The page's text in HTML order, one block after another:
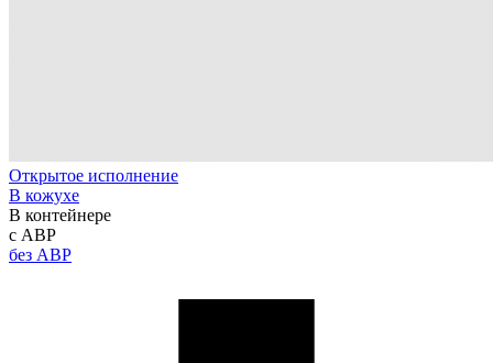
Открытое исполнение
В кожухе
В контейнере
с АВР
без АВР